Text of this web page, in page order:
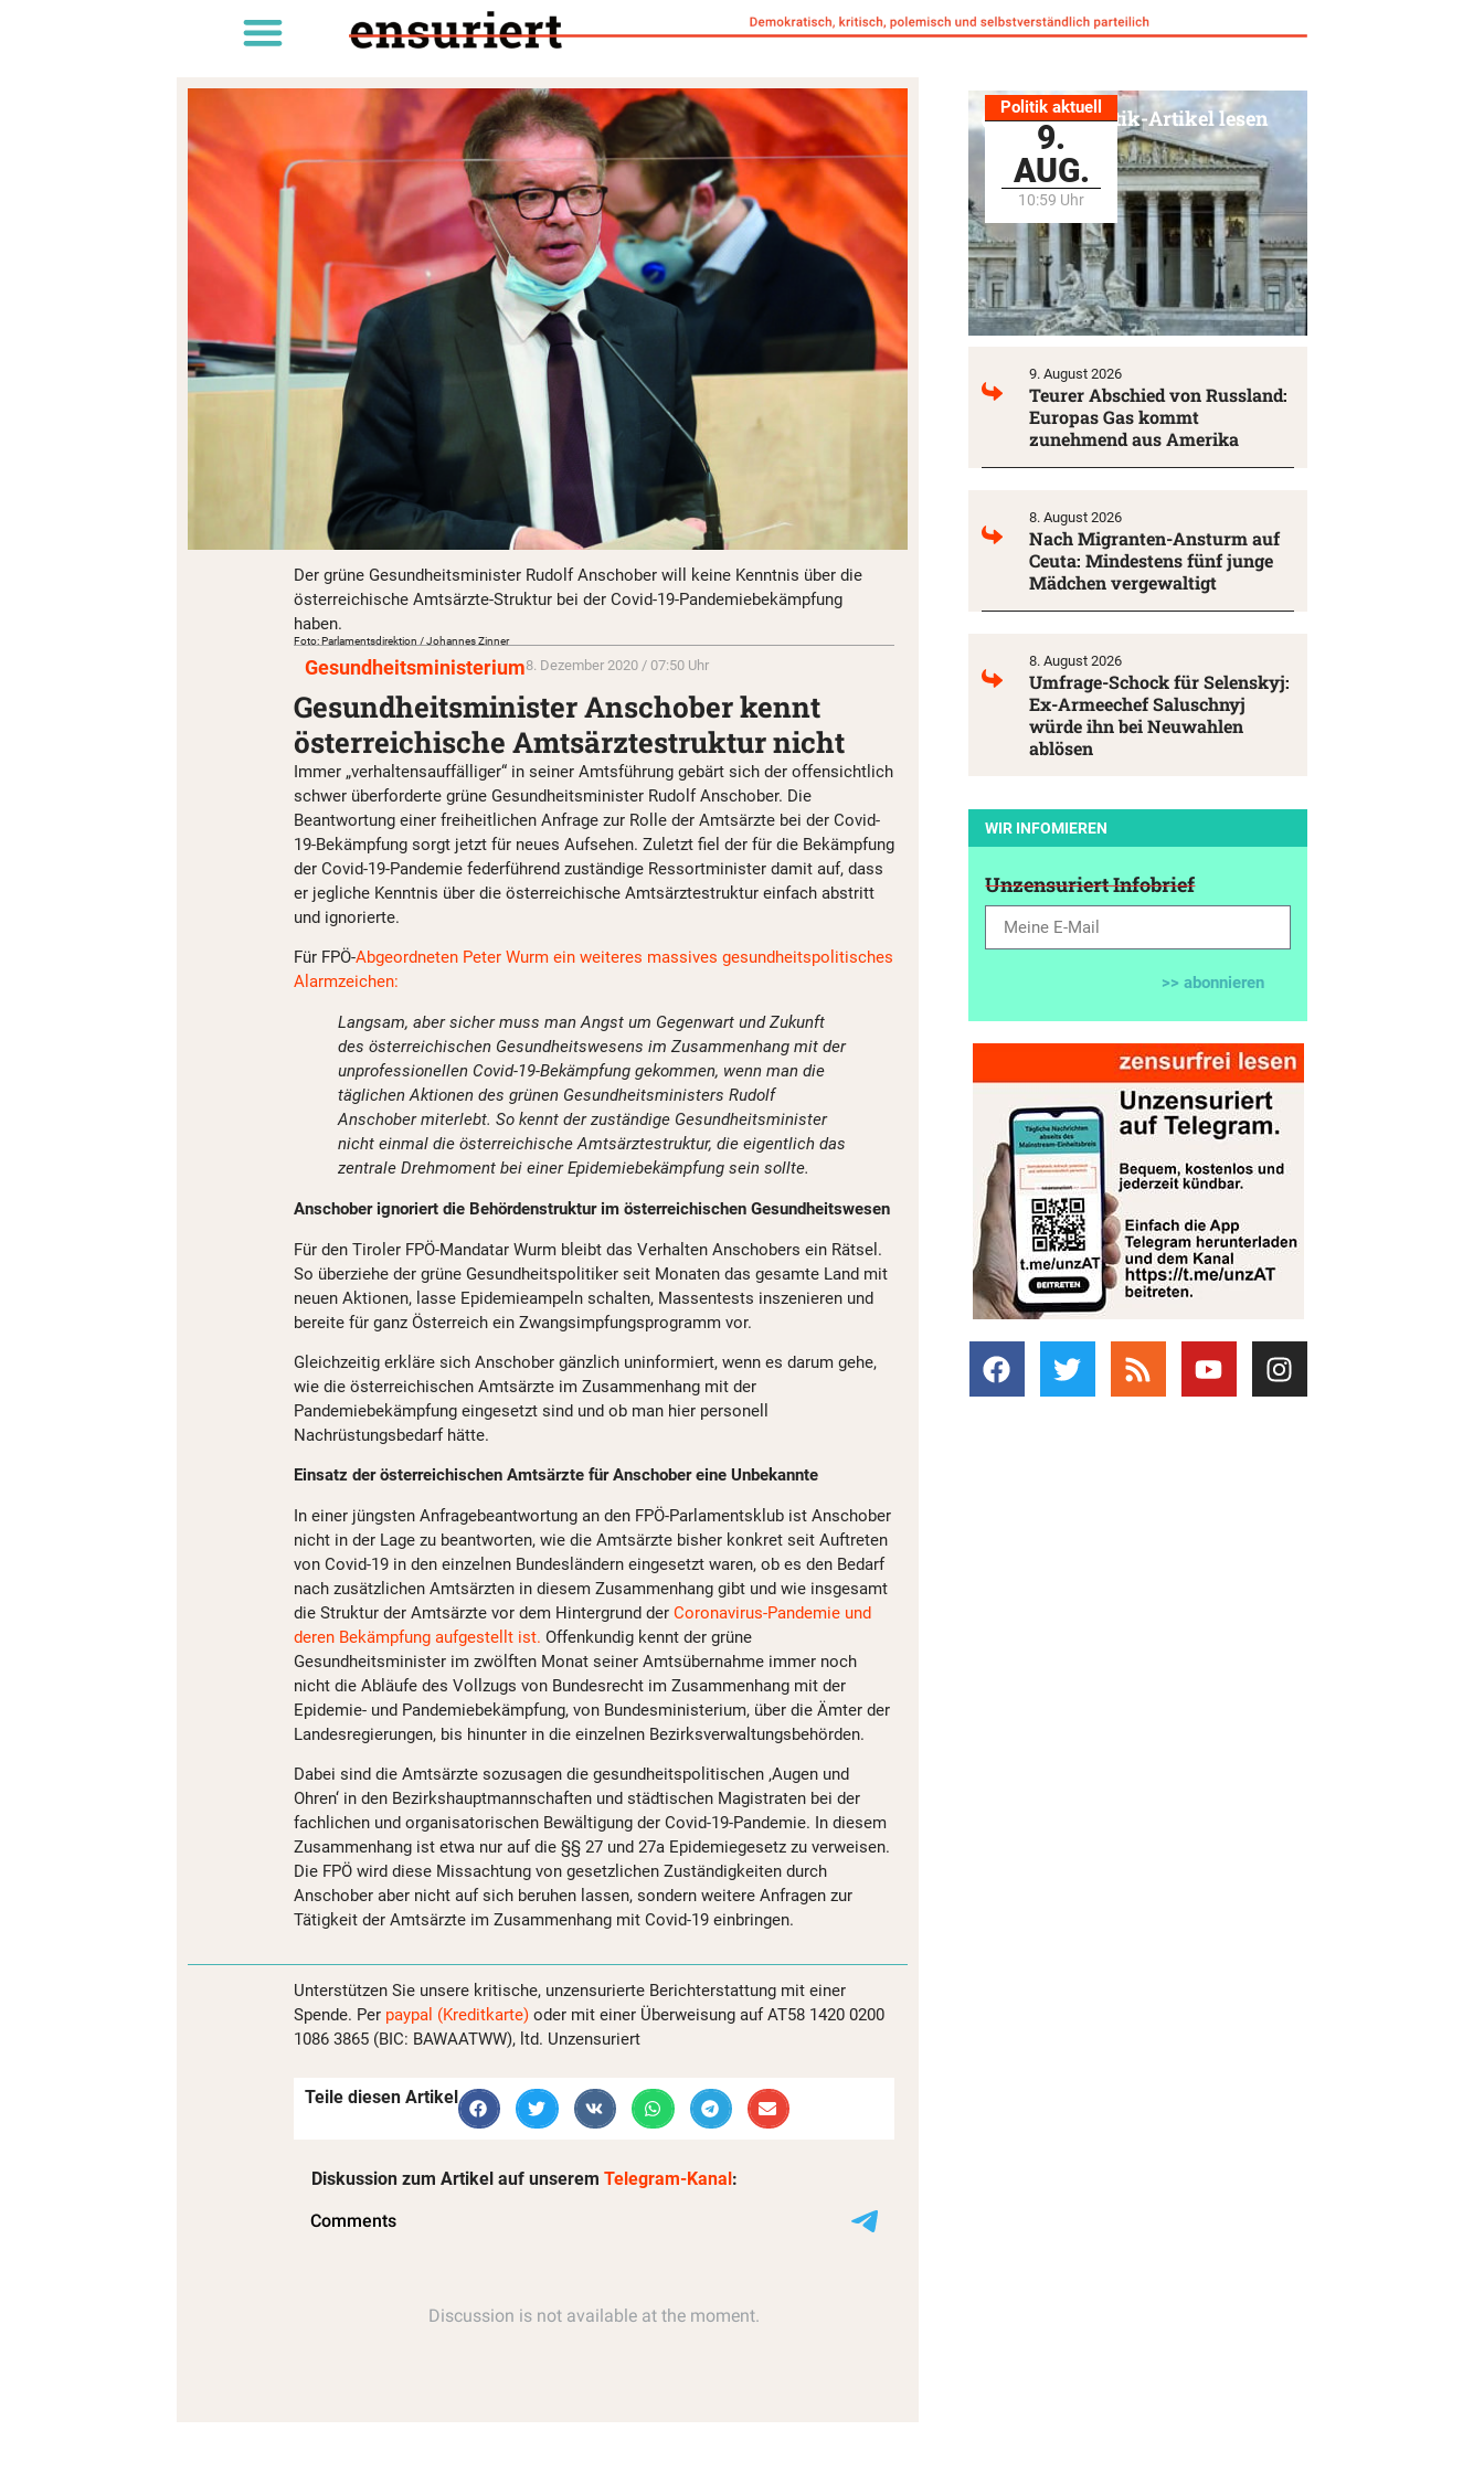
Der grüne Gesundheitsminister Rudolf Anschober will keine Kenntnis über die
österreichische Amtsärzte-Struktur bei der Covid-19-Pandemiebekämpfung
haben.
Foto: Parlamentsdirektion / Johannes Zinner
Gesundheitsministerium8. Dezember 2020 / 07:50 Uhr
Gesundheitsminister Anschober kennt
österreichische Amtsärztestruktur nicht
Immer „verhaltensauffälliger“ in seiner Amtsführung gebärt sich der offensichtlich
schwer überforderte grüne Gesundheitsminister Rudolf Anschober. Die
Beantwortung einer freiheitlichen Anfrage zur Rolle der Amtsärzte bei der Covid-
19-Bekämpfung sorgt jetzt für neues Aufsehen. Zuletzt fiel der für die Bekämpfung
der Covid-19-Pandemie federführend zuständige Ressortminister damit auf, dass
er jegliche Kenntnis über die österreichische Amtsärztestruktur einfach abstritt
und ignorierte.
Für FPÖ-Abgeordneten Peter Wurm ein weiteres massives gesundheitspolitisches
Alarmzeichen:
Langsam, aber sicher muss man Angst um Gegenwart und Zukunft
des österreichischen Gesundheitswesens im Zusammenhang mit der
unprofessionellen Covid-19-Bekämpfung gekommen, wenn man die
täglichen Aktionen des grünen Gesundheitsministers Rudolf
Anschober miterlebt. So kennt der zuständige Gesundheitsminister
nicht einmal die österreichische Amtsärztestruktur, die eigentlich das
zentrale Drehmoment bei einer Epidemiebekämpfung sein sollte.
Anschober ignoriert die Behördenstruktur im österreichischen Gesundheitswesen
Für den Tiroler FPÖ-Mandatar Wurm bleibt das Verhalten Anschobers ein Rätsel.
So überziehe der grüne Gesundheitspolitiker seit Monaten das gesamte Land mit
neuen Aktionen, lasse Epidemieampeln schalten, Massentests inszenieren und
bereite für ganz Österreich ein Zwangsimpfungsprogramm vor.
Gleichzeitig erkläre sich Anschober gänzlich uninformiert, wenn es darum gehe,
wie die österreichischen Amtsärzte im Zusammenhang mit der
Pandemiebekämpfung eingesetzt sind und ob man hier personell
Nachrüstungsbedarf hätte.
Einsatz der österreichischen Amtsärzte für Anschober eine Unbekannte
In einer jüngsten Anfragebeantwortung an den FPÖ-Parlamentsklub ist Anschober
nicht in der Lage zu beantworten, wie die Amtsärzte bisher konkret seit Auftreten
von Covid-19 in den einzelnen Bundesländern eingesetzt waren, ob es den Bedarf
nach zusätzlichen Amtsärzten in diesem Zusammenhang gibt und wie insgesamt
die Struktur der Amtsärzte vor dem Hintergrund der Coronavirus-Pandemie und
deren Bekämpfung aufgestellt ist. Offenkundig kennt der grüne
Gesundheitsminister im zwölften Monat seiner Amtsübernahme immer noch
nicht die Abläufe des Vollzugs von Bundesrecht im Zusammenhang mit der
Epidemie- und Pandemiebekämpfung, von Bundesministerium, über die Ämter der
Landesregierungen, bis hinunter in die einzelnen Bezirksverwaltungsbehörden.
Dabei sind die Amtsärzte sozusagen die gesundheitspolitischen ‚Augen und
Ohren‘ in den Bezirkshauptmannschaften und städtischen Magistraten bei der
fachlichen und organisatorischen Bewältigung der Covid-19-Pandemie. In diesem
Zusammenhang ist etwa nur auf die §§ 27 und 27a Epidemiegesetz zu verweisen.
Die FPÖ wird diese Missachtung von gesetzlichen Zuständigkeiten durch
Anschober aber nicht auf sich beruhen lassen, sondern weitere Anfragen zur
Tätigkeit der Amtsärzte im Zusammenhang mit Covid-19 einbringen.
Unterstützen Sie unsere kritische, unzensurierte Berichterstattung mit einer
Spende. Per paypal (Kreditkarte) oder mit einer Überweisung auf AT58 1420 0200
1086 3865 (BIC: BAWAATWW), ltd. Unzensuriert
Teile diesen Artikel
Diskussion zum Artikel auf unserem Telegram-Kanal:
Politik aktuell
9.
AUG.
10:59 Uhr
Alle Politik-Artikel lesen
9. August 2026
Teurer Abschied von Russland:
Europas Gas kommt
zunehmend aus Amerika
8. August 2026
Nach Migranten-Ansturm auf
Ceuta: Mindestens fünf junge
Mädchen vergewaltigt
8. August 2026
Umfrage-Schock für Selenskyj:
Ex-Armeechef Saluschnyj
würde ihn bei Neuwahlen
ablösen
WIR INFOMIEREN
Unzensuriert Infobrief
>> abonnieren